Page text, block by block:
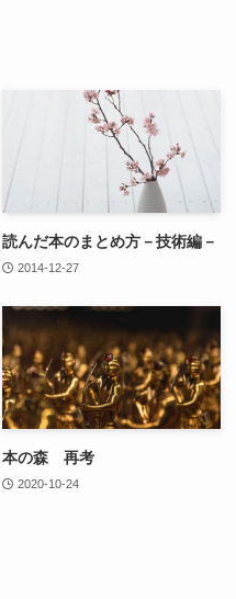
読んだ本のまとめ方－技術編－
2014-12-27
本の森 再考
2020-10-24